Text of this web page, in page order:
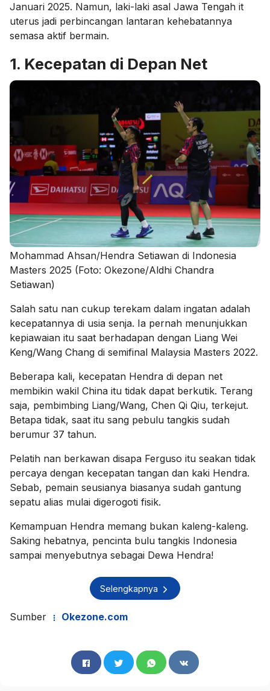
Januari 2025. Namun, laki-laki asal Jawa Tengah it
uterus jadi perbincangan lantaran kehebatannya
semasa aktif bermain.
1. Kecepatan di Depan Net
Mohammad Ahsan/Hendra Setiawan di Indonesia
Masters 2025 (Foto: Okezone/Aldhi Chandra
Setiawan)
Salah satu nan cukup terekam dalam ingatan adalah
kecepatannya di usia senja. Ia pernah menunjukkan
kepiawaian itu saat berhadapan dengan Liang Wei
Keng/Wang Chang di semifinal Malaysia Masters 2022.
Beberapa kali, kecepatan Hendra di depan net
membikin wakil China itu tidak dapat berkutik. Terang
saja, pembimbing Liang/Wang, Chen Qi Qiu, terkejut.
Betapa tidak, saat itu sang pebulu tangkis sudah
berumur 37 tahun.
Pelatih nan berkawan disapa Ferguso itu seakan tidak
percaya dengan kecepatan tangan dan kaki Hendra.
Sebab, pemain seusianya biasanya sudah gantung
sepatu alias mulai digerogoti fisik.
Kemampuan Hendra memang bukan kaleng-kaleng.
Saking hebatnya, pencinta bulu tangkis Indonesia
sampai menyebutnya sebagai Dewa Hendra!
Selengkapnya
Sumber Okezone.com